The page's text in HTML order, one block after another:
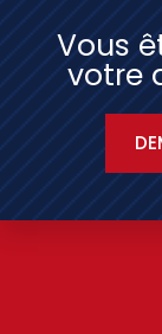
Vous
votre